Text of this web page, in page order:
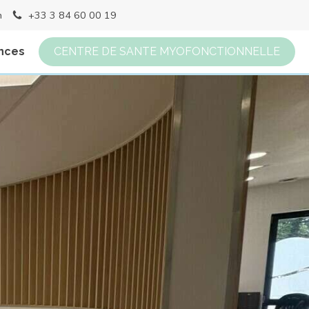
+33 3 84 60 00 19
CENTRE DE SANTE MYOFONCTIONNELLE